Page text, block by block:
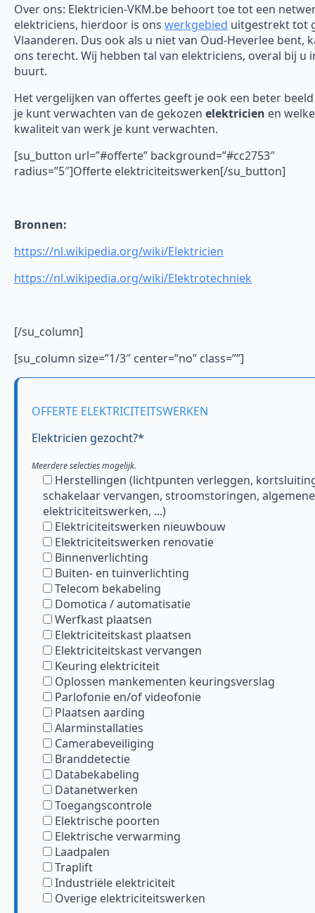
Over ons: Elektricien-VKM.be behoort toe tot een
elektriciens, hierdoor is ons werkgebied uitgestrekt tot
Vlaanderen. Dus ook als u niet van Oud-Heverlee bent,
ons terecht. Wij hebben tal van elektriciens, overal bij u
buurt.
Het vergelijken van offertes geeft je ook een beter
je kunt verwachten van de gekozen elektricien en welke
kwaliteit van werk je kunt verwachten.
[su_button url=”#offerte” background=”#cc2753″
radius=”5″]Offerte elektriciteitswerken[/su_button]
Bronnen:
https://nl.wikipedia.org/wiki/Elektricien
https://nl.wikipedia.org/wiki/Elektrotechniek
[/su_column]
[su_column size=”1/3″ center=”no” class=””]
OFFERTE ELEKTRICITEITSWERKEN
Elektricien gezocht?*
Meerdere selecties mogelijk.
Herstellingen (lichtpunten verleggen,
schakelaar vervangen, stroomstoringen, algemene
elektriciteitswerken, ...)
Elektriciteitswerken nieuwbouw
Elektriciteitswerken renovatie
Binnenverlichting
Buiten- en tuinverlichting
Telecom bekabeling
Domotica / automatisatie
Werfkast plaatsen
Elektriciteitskast plaatsen
Elektriciteitskast vervangen
Keuring elektriciteit
Oplossen mankementen keuringsverslag
Parlofonie en/of videofonie
Plaatsen aarding
Alarminstallaties
Camerabeveiliging
Branddetectie
Databekabeling
Datanetwerken
Toegangscontrole
Elektrische poorten
Elektrische verwarming
Laadpalen
Traplift
Industriële elektriciteit
Overige elektriciteitswerken